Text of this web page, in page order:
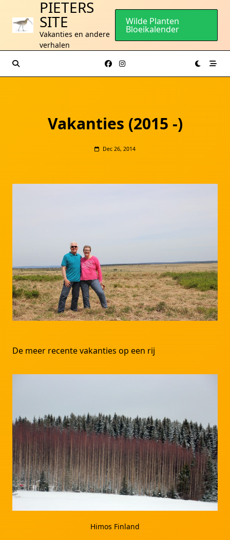
naar
PIETERS
SITE
Vakanties en andere
verhalen
Wilde Planten
Bloeikalender
Vakanties (2015 -)
Dec 26, 2014
De meer recente vakanties op een rij
Himos Finland